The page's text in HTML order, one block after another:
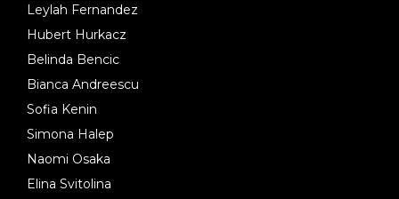
Leylah Fernandez
Hubert Hurkacz
Belinda Bencic
Bianca Andreescu
Sofia Kenin
Simona Halep
Naomi Osaka
Elina Svitolina